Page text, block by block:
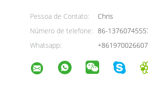
Pessoa de Contato:
Chris
Número de telefone:
86-
Whatsapp: